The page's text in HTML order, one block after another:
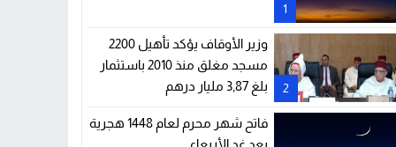
1
2
وزير الأوقاف يؤكد تأهيل 2200
مسجد مغلق منذ 2010 باستثمار
بلغ 3,87 مليار درهم
فاتح شهر محرم لعام 1448 هجرية
بعد غد الأربعاء